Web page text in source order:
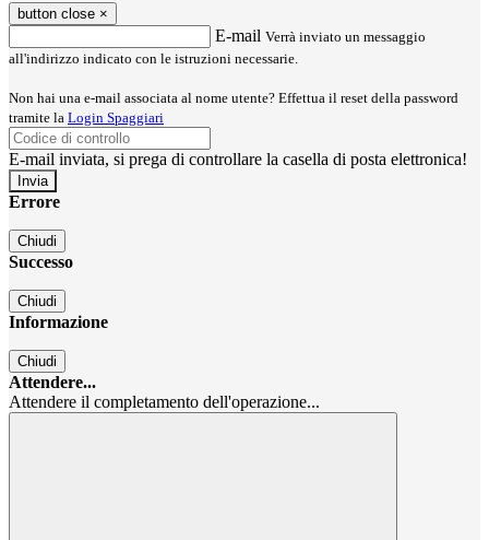
button close ×
E-mail Verrà inviato un messaggio
all'indirizzo indicato con le istruzioni necessarie.
Non hai una e-mail associata al nome utente? Effettua il reset della password
tramite la Login Spaggiari
E-mail inviata, si prega di controllare la casella di posta elettronica!
Errore
Chiudi
Successo
Chiudi
Informazione
Chiudi
Attendere...
Attendere il completamento dell'operazione...